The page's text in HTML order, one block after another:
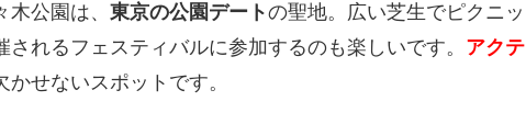
公園は、 東京の公園デートの聖地。広い芝生でピクニッ
れるフェスティバルに参加するのも楽しいです。 アクテ
かせないスポットです。